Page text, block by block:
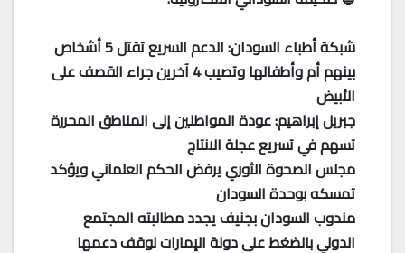
شبكة أطباء السودان: الدعم السريع تقتل 5 أشخاص
بينهم أم وأطفالها وتصيب 4 آخرين جراء القصف على
الأبيض
جبريل إبراهيم: عودة المواطنين إلى المناطق المحررة
تسهم في تسريع عجلة الانتاج
مجلس الصحوة الثوري يرفض الحكم العلماني ويؤكد
تمسكه بوحدة السودان
مندوب السودان بجنيف يجدد مطالبته المجتمع
الدولي بالضغط على دولة الإمارات لوقف دعمها